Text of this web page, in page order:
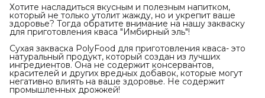
Хотите насладиться вкусным и полезным напитком,
который не только утолит жажду, но и укрепит ваше
здоровье? Тогда обратите внимание на нашу закваску
для приготовления кваса "Имбирный эль"!
Сухая закваска PolyFood для приготовления кваса- это
натуральный продукт, который создан из лучших
ингредиентов. Она не содержит консервантов,
красителей и других вредных добавок, которые могут
негативно влиять на ваше здоровье. Не содержит
промышленных дрожжей!